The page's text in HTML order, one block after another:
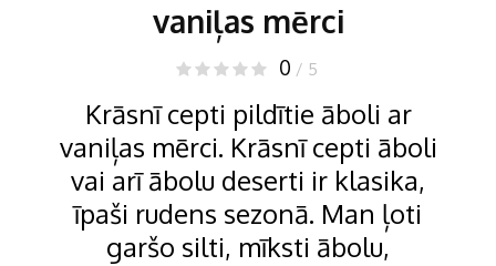
vaniļas mērci
0 / 5
Krāsnī cepti pildītie āboli ar
vaniļas mērci. Krāsnī cepti āboli
vai arī ābolu deserti ir klasika,
īpaši rudens sezonā. Man ļoti
garšo silti, mīksti ābolu,